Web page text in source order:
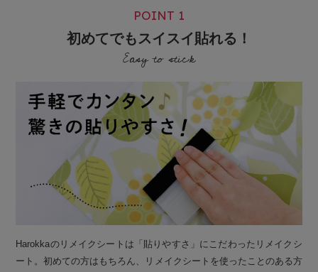
POINT 1
初めてでもスイスイ貼れる！
Easy to stick
Harokkaのリメイクシートは「貼りやすさ」にこだわったリメイクシ
ート。初めての方はもちろん、リメイクシートを使ったことのある方